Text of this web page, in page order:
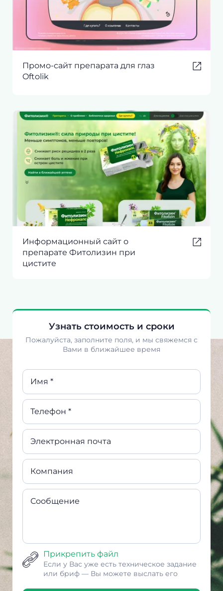
Промо-сайт препарата для глаз
Oftolik
Информационный сайт о
препарате Фитолизин при
цистите
Узнать стоимость и сроки
Пожалуйста, заполните поля, и мы свяжемся с
Вами в ближайшее время
Имя *
Телефон *
Электронная почта
Компания
Сообщение
Прикрепить файл
Если у Вас уже есть техническое задание
или бриф — Вы можете выслать его